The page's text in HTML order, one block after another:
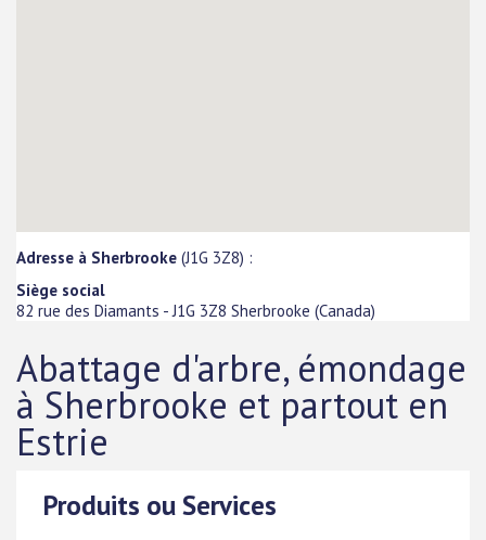
Adresse à Sherbrooke (J1G 3Z8) :
Siège social
82 rue des Diamants -J1G 3Z8 Sherbrooke (Canada)
Abattage d'arbre, émondage
à Sherbrooke et partout en
Estrie
Produits ou Services